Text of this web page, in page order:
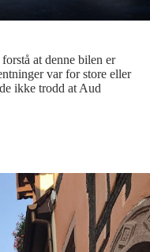
at denne bilen er
var for store eller
ikke trodd at Aud